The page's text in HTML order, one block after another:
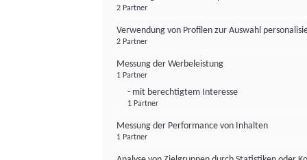
2 Partner
Verwendung von Profilen zur Auswahl
2 Partner
Messung der Werbeleistung
1 Partner
- mit berechtigtem Interesse
1 Partner
Messung der Performance von Inhalten
1 Partner